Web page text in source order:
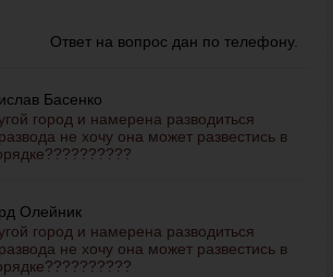
Ответ на вопрос дан по телефону.
Басенко
город и намерена разводиться
не хочу она может развестись в
Олейник
город и намерена разводиться
не хочу она может развестись в